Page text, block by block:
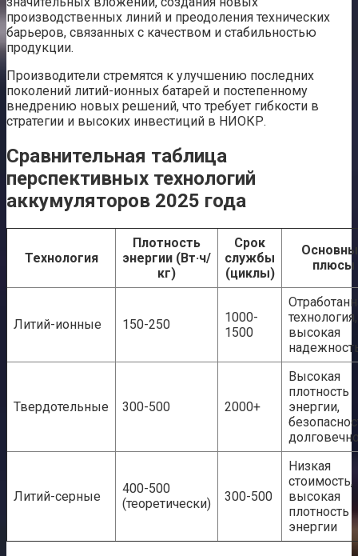
производственных линий и преодоления технических
барьеров, связанных с качеством и стабильностью
продукции.
Производители стремятся к улучшению последних
поколений литий-ионных батарей и постепенному
внедрению новых решений, что требует гибкости в
стратегии и высоких инвестиций в НИОКР.
Сравнительная таблица
перспективных технологий
аккумуляторов 2025 года
Технология
Плотность
энергии (Вт·ч/
кг)
Срок
службы
(циклы)
плюсы
Литий-ионные 150-250
1000-
1500
технология,
высокая
Твердотельные 300-500 2000+
Высокая
плотность
энергии,
Литий-серные
400-500
(теоретически)
300-500
Низкая
стоимость,
высокая
плотность
энергии